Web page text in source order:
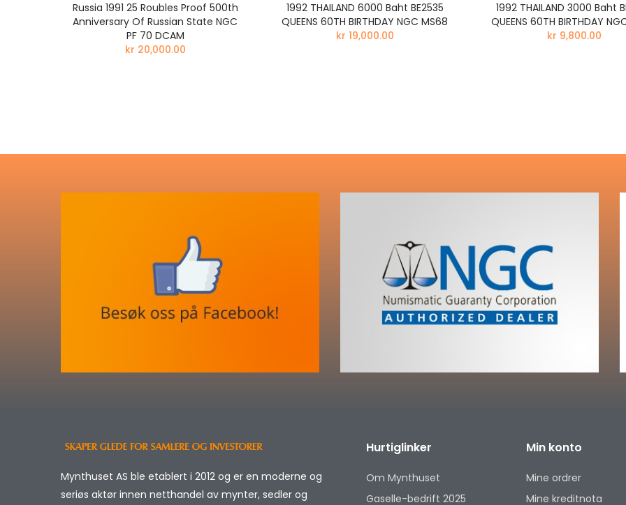
Russia 1991 25 Roubles Proof 500th
Anniversary Of Russian State NGC
PF 70 DCAM
kr 20,000.00
1992 THAILAND 6000 Baht BE2535
QUEENS 60TH BIRTHDAY NGC MS68
kr 19,000.00
1992 THAILAND 3000 Baht
QUEENS 60TH BIRTHDAY
kr 9,800.00
Mynthuset AS ble etablert i 2012 og er en moderne og
seriøs aktør innen netthandel av mynter, sedler og
Hurtiglinker
Om Mynthuset
Gaselle-bedrift 2025
Min konto
Mine ordrer
Mine kreditnota